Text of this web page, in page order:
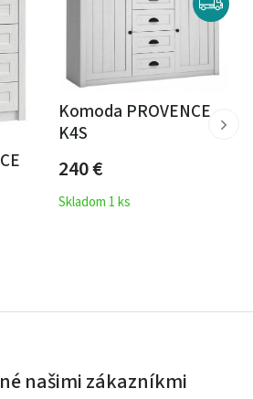
Komoda PROVENCE
K4S
240€
Skladom 1 ks
našimi zákazníkmi